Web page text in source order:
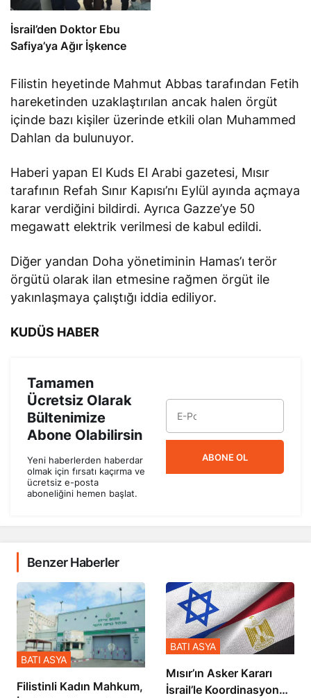
İsrail’den Doktor Ebu
Safiya’ya Ağır İşkence
Filistin heyetinde Mahmut Abbas tarafından Fetih
hareketinden uzaklaştırılan ancak halen örgüt
içinde bazı kişiler üzerinde etkili olan Muhammed
Dahlan da bulunuyor.
Haberi yapan El Kuds El Arabi gazetesi, Mısır
tarafının Refah Sınır Kapısı’nı Eylül ayında açmaya
karar verdiğini bildirdi. Ayrıca Gazze’ye 50
megawatt elektrik verilmesi de kabul edildi.
Diğer yandan Doha yönetiminin Hamas’ı terör
örgütü olarak ilan etmesine rağmen örgüt ile
yakınlaşmaya çalıştığı iddia ediliyor.
KUDÜS HABER
Tamamen
Ücretsiz Olarak
Bültenimize
Abone Olabilirsin
Yeni haberlerden haberdar
olmak için fırsatı kaçırma ve
ücretsiz e-posta
aboneliğini hemen başlat.
ABONE OL
Benzer Haberler
Filistinli Kadın Mahkum,
BATI ASYA
Mısır’ın Asker Kararı
İsrail’le Koordinasyon
BATI ASYA